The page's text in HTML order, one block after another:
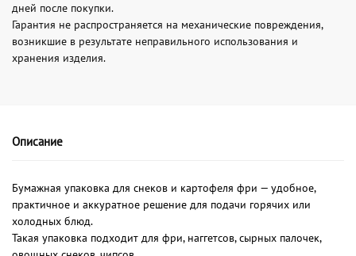
дней после покупки.
Гарантия не распространяется на механические повреждения,
возникшие в результате неправильного использования и
хранения изделия.
Описание
Бумажная упаковка для снеков и картофеля фри — удобное,
практичное и аккуратное решение для подачи горячих или
холодных блюд.
Такая упаковка подходит для фри, наггетсов, сырных палочек,